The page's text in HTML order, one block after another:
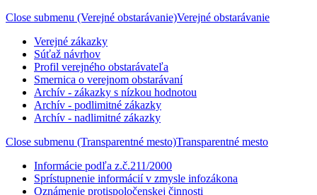
Close submenu (Verejné obstarávanie)Verejné obstarávanie
Verejné zákazky
Súťaž návrhov
Profil verejného obstarávateľa
Smernica o verejnom obstarávaní
Archív - zákazky s nízkou hodnotou
Archív - podlimitné zákazky
Archív - nadlimitné zákazky
Close submenu (Transparentné mesto)Transparentné mesto
Informácie podľa z.č.211/2000
Sprístupnenie informácií v zmysle infozákona
Oznámenie protispoločenskej činnosti